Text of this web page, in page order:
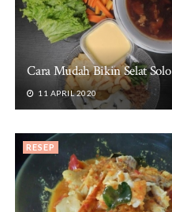
Cara Mudah Bikin Selat Solo
11 APRIL 2020
RESEP